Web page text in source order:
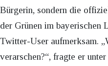
Bürgerin, sondern die
der Grünen im bayerischen
Twitter-User aufmerksam.
verarschen?“, fragte er